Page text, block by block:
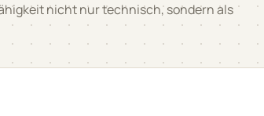
nicht nur technisch, sondern als